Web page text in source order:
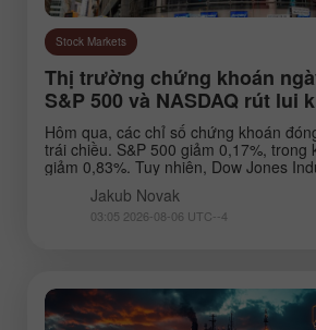
Stock Markets
Thị trường chứng khoán
S&P 500 và NASDAQ rút lui
Hôm qua, các chỉ số chứng khoán
trái chiều. S&P 500 giảm 0,17%, trong
giảm 0,83%. Tuy nhiên, Dow Jones
Jakub Novak
03:05 2026-08-06 UTC--4